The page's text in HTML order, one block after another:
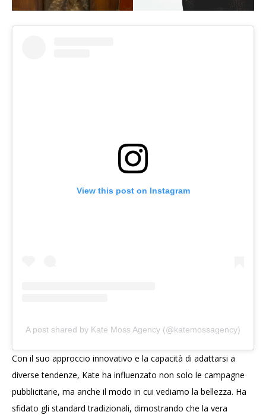
View this post on Instagram
A post shared by Kate Moss Agency (@katemossagency)
Con il suo approccio innovativo e la capacità di adattarsi a
diverse tendenze, Kate ha influenzato non solo le campagne
pubblicitarie, ma anche il modo in cui vediamo la bellezza. Ha
sfidato gli standard tradizionali, dimostrando che la vera